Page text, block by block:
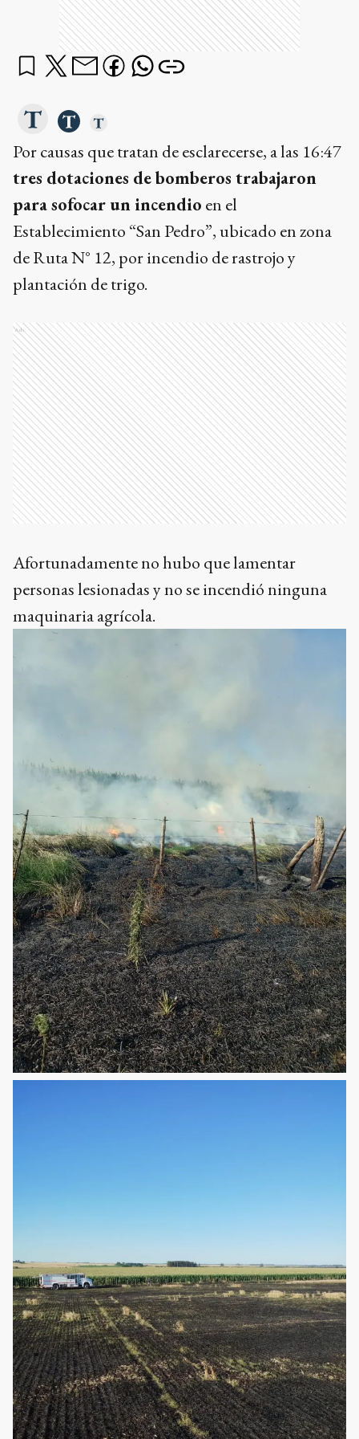
Por causas que tratan de esclarecerse, a las 16:47
tres dotaciones de bomberos trabajaron
para sofocar un incendio en el
Establecimiento “San Pedro”, ubicado en zona
de Ruta N° 12, por incendio de rastrojo y
plantación de trigo.
Ads
Afortunadamente no hubo que lamentar
personas lesionadas y no se incendió ninguna
maquinaria agrícola.